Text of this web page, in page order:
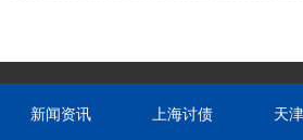
新闻资讯 上海讨债 天